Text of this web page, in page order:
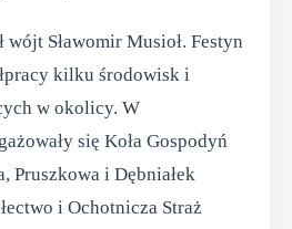
Sławomir Musioł. Festyn
kilku środowisk i
w okolicy. W
się Koła Gospodyń
Pruszkowa i Dębniałek
i Ochotnicza Straż